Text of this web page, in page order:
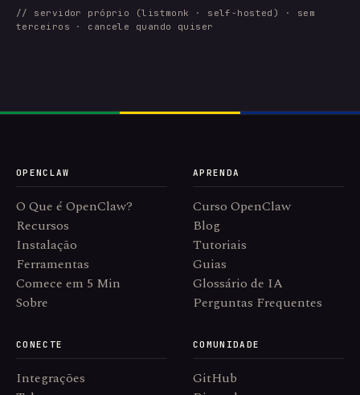
// servidor próprio (listmonk · self-hosted) · sem
terceiros · cancele quando quiser
OPENCLAW
O Que é OpenClaw?
Recursos
Instalação
Ferramentas
Comece em 5 Min
Sobre
APRENDA
Curso OpenClaw
Blog
Tutoriais
Guias
Glossário de IA
Perguntas Frequentes
CONECTE
Integrações
COMUNIDADE
GitHub